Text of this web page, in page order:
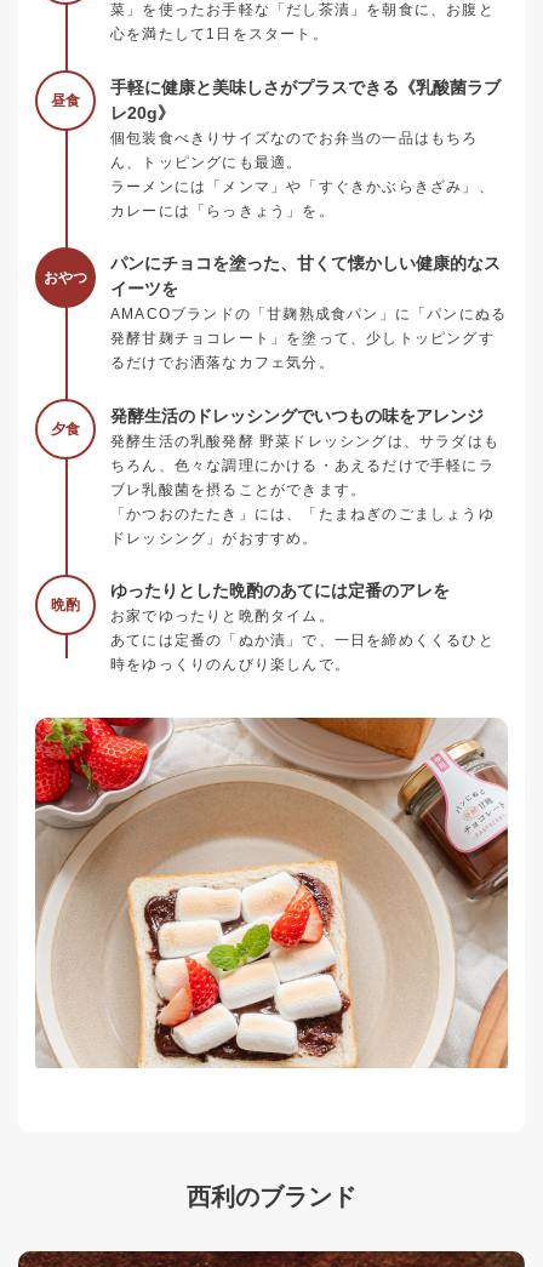
菜」を使ったお手軽な「だし茶漬」を朝食に、お腹と
心を満たして1日をスタート。
昼食
手軽に健康と美味しさがプラスできる《乳酸菌ラブ
レ20g》
個包装食べきりサイズなのでお弁当の一品はもちろ
ん、トッピングにも最適。
ラーメンには「メンマ」や「すぐきかぶらきざみ」、
カレーには「らっきょう」を。
おやつ
パンにチョコを塗った、甘くて懐かしい健康的なス
イーツを
AMACOブランドの「甘麹熟成食パン」に「パンにぬる
発酵甘麹チョコレート」を塗って、少しトッピングす
るだけでお洒落なカフェ気分。
夕食
発酵生活のドレッシングでいつもの味をアレンジ
発酵生活の乳酸発酵 野菜ドレッシングは、サラダはも
ちろん、色々な調理にかける・あえるだけで手軽にラ
ブレ乳酸菌を摂ることができます。
「かつおのたたき」には、「たまねぎのごましょうゆ
ドレッシング」がおすすめ。
晩酌
ゆったりとした晩酌のあてには定番のアレを
お家でゆったりと晩酌タイム。
あてには定番の「ぬか漬」で、一日を締めくくるひと
時をゆっくりのんびり楽しんで。
西利のブランド